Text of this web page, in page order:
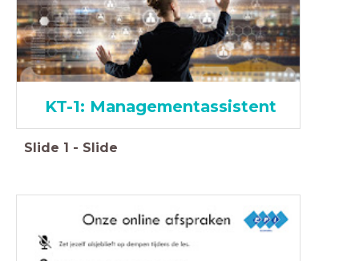
KT-1: Managementassistent
Slide 1 - Slide